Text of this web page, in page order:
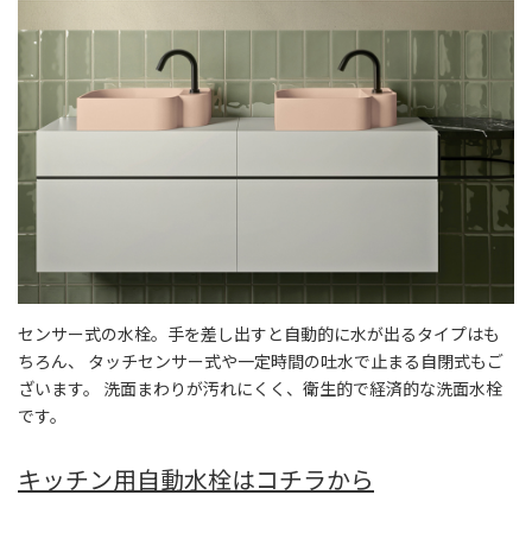
センサー式の水栓。手を差し出すと自動的に水が出るタイプはも
ちろん、 タッチセンサー式や一定時間の吐水で止まる自閉式もご
ざいます。 洗面まわりが汚れにくく、衛生的で経済的な洗面水栓
です。
キッチン用自動水栓はコチラから